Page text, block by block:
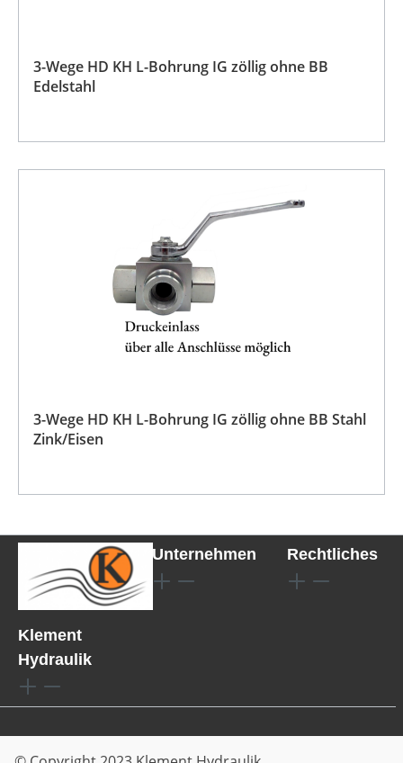
3-Wege HD KH L-Bohrung IG zöllig ohne BB
Edelstahl
3-Wege HD KH L-Bohrung IG zöllig ohne BB Stahl
Zink/Eisen
Klement
Hydraulik
Unternehmen Rechtliches